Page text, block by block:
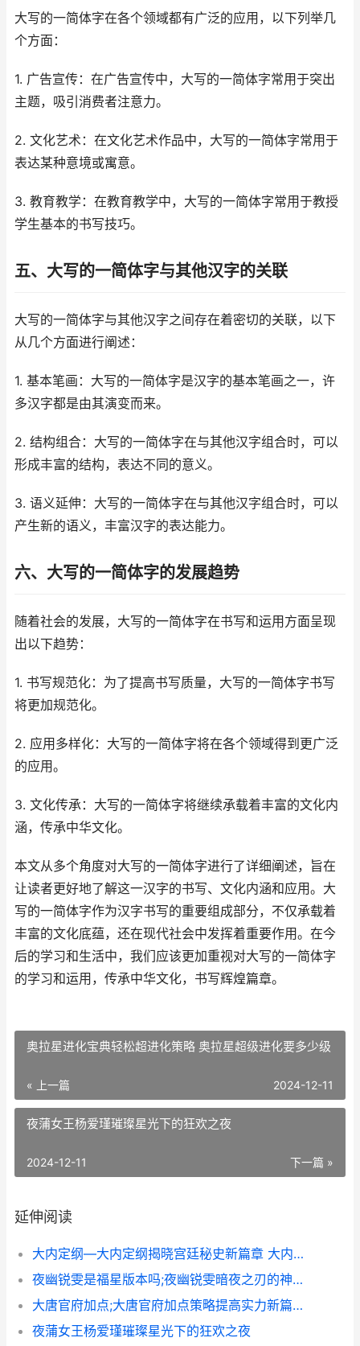
大写的一简体字在各个领域都有广泛的应用，以下列举几
个方面：
1. 广告宣传：在广告宣传中，大写的一简体字常用于突出
主题，吸引消费者注意力。
2. 文化艺术：在文化艺术作品中，大写的一简体字常用于
表达某种意境或寓意。
3. 教育教学：在教育教学中，大写的一简体字常用于教授
学生基本的书写技巧。
五、大写的一简体字与其他汉字的关联
大写的一简体字与其他汉字之间存在着密切的关联，以下
从几个方面进行阐述：
1. 基本笔画：大写的一简体字是汉字的基本笔画之一，许
多汉字都是由其演变而来。
2. 结构组合：大写的一简体字在与其他汉字组合时，可以
形成丰富的结构，表达不同的意义。
3. 语义延伸：大写的一简体字在与其他汉字组合时，可以
产生新的语义，丰富汉字的表达能力。
六、大写的一简体字的发展趋势
随着社会的发展，大写的一简体字在书写和运用方面呈现
出以下趋势：
1. 书写规范化：为了提高书写质量，大写的一简体字书写
将更加规范化。
2. 应用多样化：大写的一简体字将在各个领域得到更广泛
的应用。
3. 文化传承：大写的一简体字将继续承载着丰富的文化内
涵，传承中华文化。
本文从多个角度对大写的一简体字进行了详细阐述，旨在
让读者更好地了解这一汉字的书写、文化内涵和应用。大
写的一简体字作为汉字书写的重要组成部分，不仅承载着
丰富的文化底蕴，还在现代社会中发挥着重要作用。在今
后的学习和生活中，我们应该更加重视对大写的一简体字
的学习和运用，传承中华文化，书写辉煌篇章。
奥拉星进化宝典轻松超进化策略 奥拉星超级进化要多少级
« 上一篇 2024-12-11
夜蒲女王杨爱瑾璀璨星光下的狂欢之夜
下一篇 »
2024-12-11
延伸阅读
大内定纲—大内定纲揭晓宫廷秘史新篇章 大内啥意思
夜幽锐雯是福星版本吗;夜幽锐雯暗夜之刃的神奇传说 夜幽锐雯怎么站位
大唐官府加点;大唐官府加点策略提高实力新篇章 大唐官府加点最新
夜蒲女王杨爱瑾璀璨星光下的狂欢之夜